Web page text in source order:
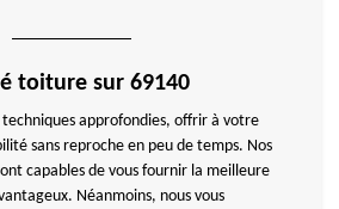
toiture sur 69140
techniques approfondies, offrir à votre
sans reproche en peu de temps. Nos
capables de vous fournir la meilleure
Néanmoins, nous vous